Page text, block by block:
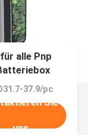
alle Pnp
37.9/pc
Sie
uns